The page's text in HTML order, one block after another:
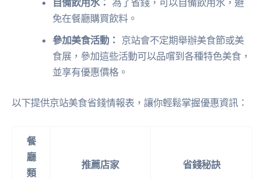
自備飲用水： 為了省錢，可以自備飲用水，避
免在餐廳購買飲料。
參加美食活動： 京站會不定期舉辦美食節或美
食展，參加這些活動可以品嚐到各種特色美食，
並享有優惠價格。
以下提供京站美食省錢情報表，讓你輕鬆掌握優惠資訊：
餐
廳
類
推薦店家 省錢秘訣